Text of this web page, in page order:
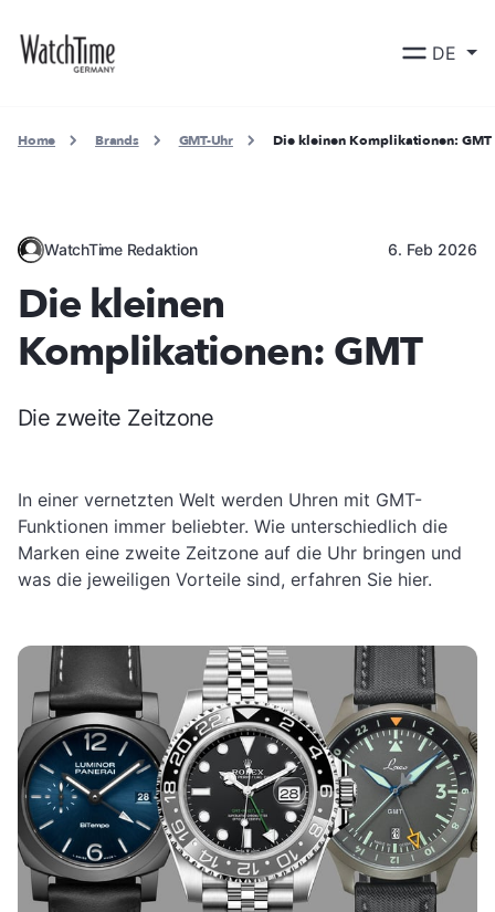
DE
Home Brands GMT-Uhr Die kleinen Komplikationen: GMT
WatchTime Redaktion 6. Feb 2026
Die kleinen
Komplikationen: GMT
Die zweite Zeitzone
In einer vernetzten Welt werden Uhren mit GMT-
Funktionen immer beliebter. Wie unterschiedlich die
Marken eine zweite Zeitzone auf die Uhr bringen und
was die jeweiligen Vorteile sind, erfahren Sie hier.